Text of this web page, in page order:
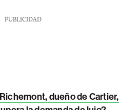
PUBLICIDAD
dueño de Cartier,